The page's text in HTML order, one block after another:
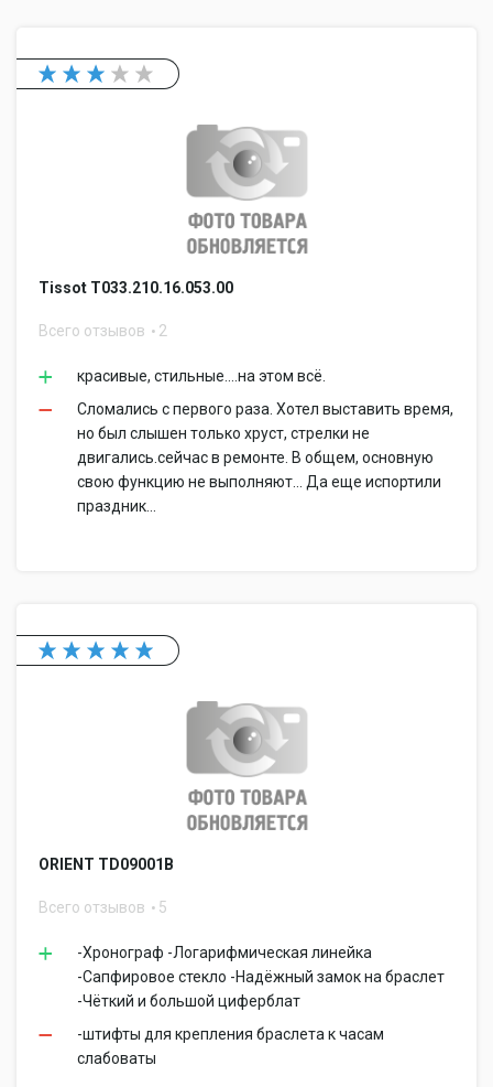
Tissot T033.210.16.053.00
Всего отзывов 2
красивые, стильные....на этом всё.
Сломались с первого раза. Хотел выставить время,
но был слышен только хруст, стрелки не
двигались.сейчас в ремонте. В общем, основную
свою функцию не выполняют... Да еще испортили
праздник...
ORIENT TD09001B
Всего отзывов 5
-Хронограф -Логарифмическая линейка
-Сапфировое стекло -Надёжный замок на браслет
-Чёткий и большой циферблат
-штифты для крепления браслета к часам
слабоваты